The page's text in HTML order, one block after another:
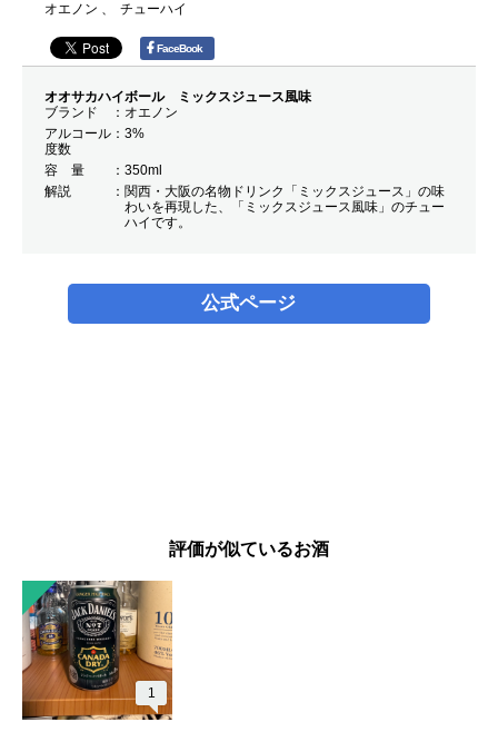
オエノン チューハイ
FaceBook
オオサカハイボール ミックスジュース風味
ブランド
オエノン
アルコール
度数
3%
容 量
350ml
解説
関西・大阪の名物ドリンク「ミックスジュース」の味
わいを再現した、「ミックスジュース風味」のチュー
ハイです。
公式ページ
評価が似ているお酒
1